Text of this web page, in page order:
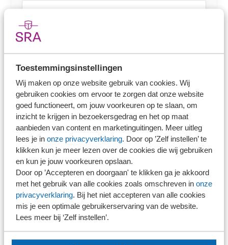
Toestemmingsinstellingen
Wij maken op onze website gebruik van cookies. Wij
gebruiken cookies om ervoor te zorgen dat onze website
goed functioneert, om jouw voorkeuren op te slaan, om
inzicht te krijgen in bezoekersgedrag en het op maat
aanbieden van content en marketinguitingen. Meer uitleg
lees je in onze privacyverklaring. Door op ’Zelf instellen’ te
klikken kun je meer lezen over de cookies die wij gebruiken
en kun je jouw voorkeuren opslaan.
Door op ’Accepteren en doorgaan' te klikken ga je akkoord
met het gebruik van alle cookies zoals omschreven in onze
privacyverklaring. Bij het niet accepteren van alle cookies
mis je een optimale gebruikerservaring van de website.
Lees meer bij ‘Zelf instellen’.
E-mailadres *
Mobiel telefoonnummer
NOB-lid
Ja
Nee
NEVOA-lid
Ja
Nee
Opmerkingen